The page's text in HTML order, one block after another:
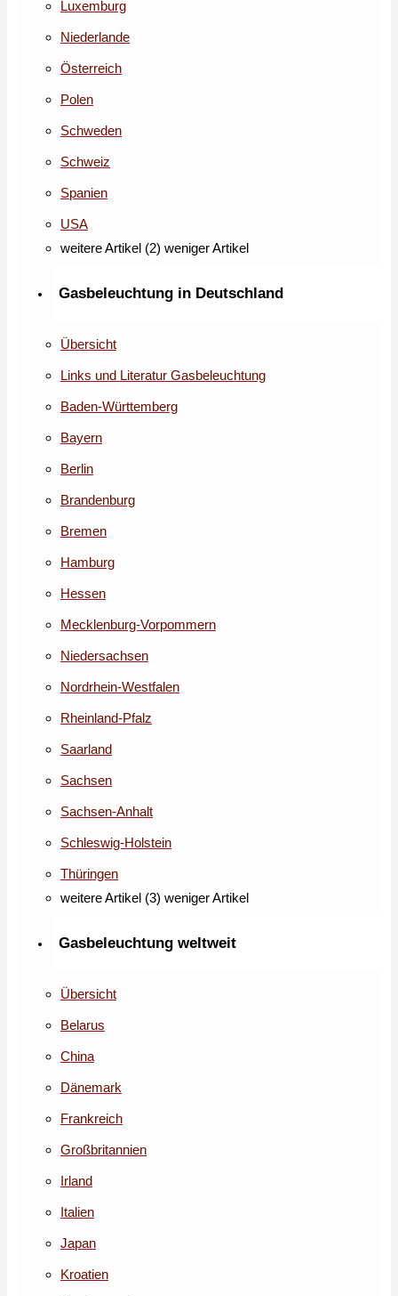
Luxemburg
Niederlande
Österreich
Polen
Schweden
Schweiz
Spanien
USA
weitere Artikel (2) weniger Artikel
Gasbeleuchtung in Deutschland
Übersicht
Links und Literatur Gasbeleuchtung
Baden-Württemberg
Bayern
Berlin
Brandenburg
Bremen
Hamburg
Hessen
Mecklenburg-Vorpommern
Niedersachsen
Nordrhein-Westfalen
Rheinland-Pfalz
Saarland
Sachsen
Sachsen-Anhalt
Schleswig-Holstein
Thüringen
weitere Artikel (3) weniger Artikel
Gasbeleuchtung weltweit
Übersicht
Belarus
China
Dänemark
Frankreich
Großbritannien
Irland
Italien
Japan
Kroatien